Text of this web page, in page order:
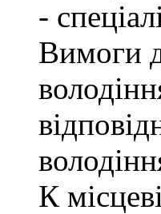
-
Вимоги
К